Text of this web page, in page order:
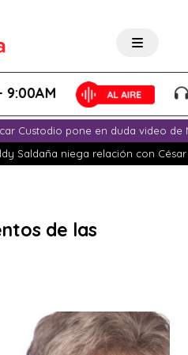
Custodio pone en duda video de
Saldaña niega relación con
de las